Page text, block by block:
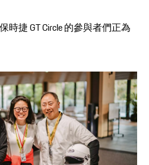
捷 GT Circle 的參與者們正為